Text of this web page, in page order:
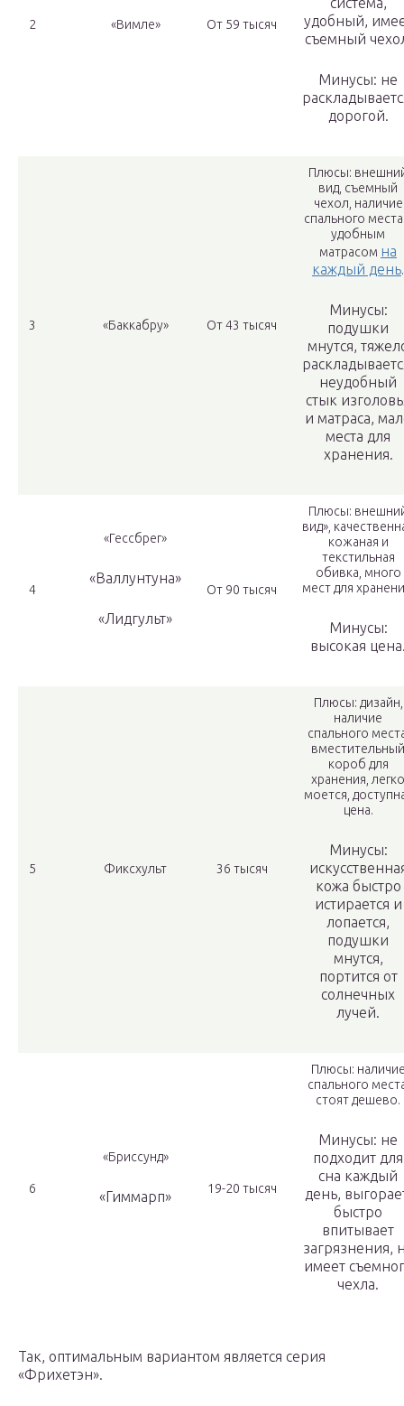
2 «Вимле» От 59 тысяч
удобный,
съемный
Минусы: не
дорогой.
3 «Баккабру» От 43 тысяч
Плюсы:
вид, съемный
чехол, наличие
спального
удобным
матрасом на
каждый день.
Минусы:
подушки
мнутся,
неудобный
стык
и матраса,
места для
хранения.
4
«Гессбрег»
«Валлунтуна»
«Лидгульт»
От 90 тысяч
Плюсы:
вид»,
кожаная и
текстильная
обивка, много
мест для
Минусы:
высокая
5 Фиксхульт 36 тысяч
Плюсы: дизайн,
наличие
спального
вместительный
короб для
хранения, легко
моется,
цена.
Минусы:
кожа быстро
истирается и
лопается,
подушки
мнутся,
портится от
солнечных
лучей.
6
«Бриссунд»
«Гиммарп» 19-20 тысяч
Плюсы:
спального
стоят дешево.
Минусы: не
подходит для
сна каждый
день,
быстро
впитывает
загрязнения,
имеет
чехла.
Так, оптимальным вариантом является серия
«Фрихетэн».